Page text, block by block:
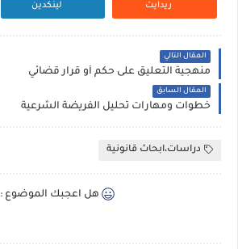
ريدايت لينكدين
المقال التالي
منهجية التعليق على حكم أو قرار قضائي
المقال السابق
خطوات ومهارات تحليل الفريضة الشرعية
دراسات،ابحاث قانونية
هل اعجبك الموضوع :